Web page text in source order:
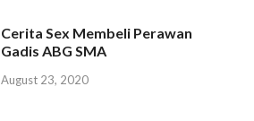
Cerita Sex Membeli Perawan
Gadis ABG SMA
August 23, 2020